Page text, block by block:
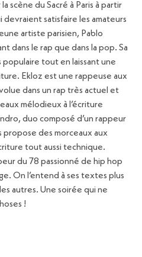
scène du Sacré à Paris à partir
satisfaire les amateurs
artiste parisien, Pablo
dans le rap que dans la pop. Sa
tout en laissant une
Ekloz est une rappeuse aux
dans un rap très actuel et
mélodieux à l’écriture
duo composé d’un rappeur
propose des morceaux aux
tout aussi technique.
du 78 passionné de hip hop
On l’entend à ses textes plus
autres. Une soirée qui ne
!